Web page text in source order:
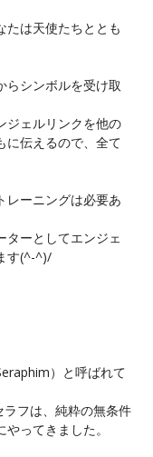
たは天使たちととも
らシンボルを受け取
ジェルリンクを他の
に伝えるので、全て
レーニングは必要あ
ターとしてエンジェ
す(^-^)/
）と呼ばれて
フは、純粋の無条件
ってきました。